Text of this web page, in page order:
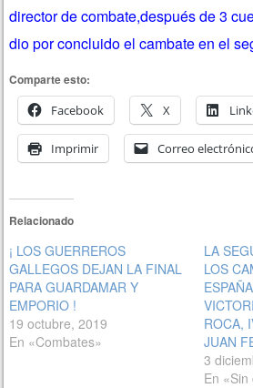
director de combate,después de 3
dio por concluido el cambate en el
Comparte esto:
Facebook
X
Imprimir Correo
Relacionado
¡ LOS GUERREROS
GALLEGOS DEJAN LA FINAL
PARA GUARDAMAR Y
EMPORIO !
19 octubre, 2019
En «Combates»
LA
LOS
ROCA,
JUAN
3
En